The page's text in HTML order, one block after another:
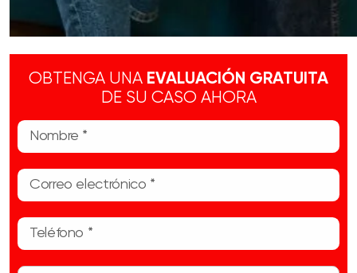
OBTENGA UNA EVALUACIÓN GRATUITA
DE SU CASO AHORA